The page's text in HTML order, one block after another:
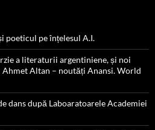
poeticul pe înțelesul A.I.
a literaturii argentiniene, și noi
Altan – noutăți Anansi. World
dans după Laboaratoarele Academiei